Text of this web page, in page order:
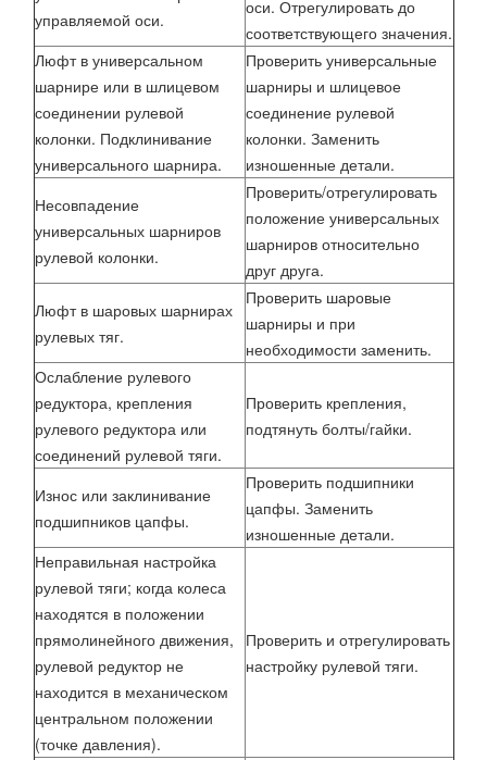
управляемой оси.
оси. Отрегулировать до
соответствующего значения.
Люфт в универсальном
шарнире или в шлицевом
соединении рулевой
колонки. Подклинивание
универсального шарнира.
Проверить универсальные
шарниры и шлицевое
соединение рулевой
колонки. Заменить
изношенные детали.
Несовпадение
универсальных шарниров
рулевой колонки.
Проверить/отрегулировать
положение универсальных
шарниров относительно
друг друга.
Люфт в шаровых шарнирах
рулевых тяг.
Проверить шаровые
шарниры и при
необходимости заменить.
Ослабление рулевого
редуктора, крепления
рулевого редуктора или
соединений рулевой тяги.
Проверить крепления,
подтянуть болты/гайки.
Износ или заклинивание
подшипников цапфы.
Проверить подшипники
цапфы. Заменить
изношенные детали.
Неправильная настройка
рулевой тяги; когда колеса
находятся в положении
прямолинейного движения,
рулевой редуктор не
находится в механическом
центральном положении
(точке давления).
Проверить и отрегулировать
настройку рулевой тяги.